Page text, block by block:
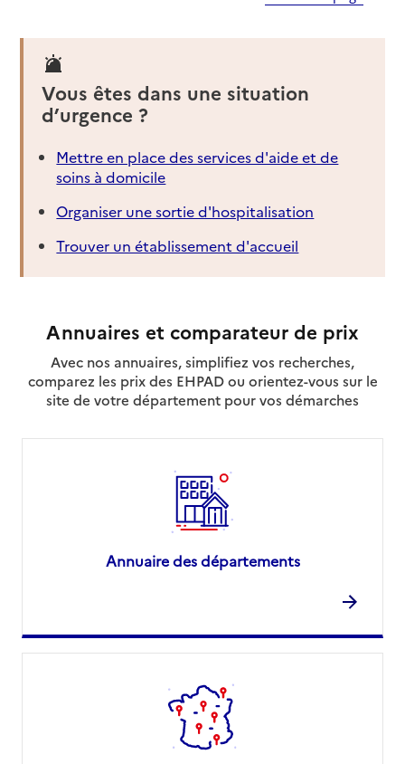
Vous êtes dans une situation
d’urgence ?
Mettre en place des services d'aide et de
soins à domicile
Organiser une sortie d'hospitalisation
Trouver un établissement d'accueil
Annuaires et comparateur de prix
Avec nos annuaires, simplifiez vos recherches,
comparez les prix des EHPAD ou orientez-vous sur le
site de votre département pour vos démarches
Annuaire des départements